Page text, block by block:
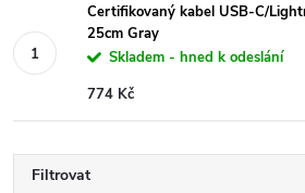
Certifikovaný kabel USB-C/
25cm Gray
Skladem - hned k odeslání
774 Kč
Filtrovat